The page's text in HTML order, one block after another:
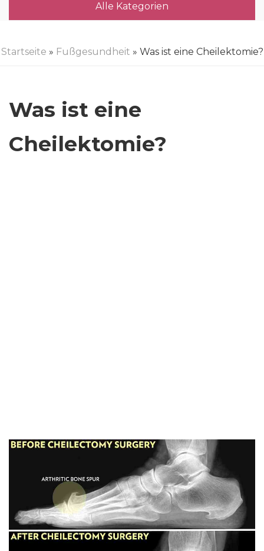
Alle Kategorien
Startseite » Fußgesundheit » Was ist eine Cheilektomie?
Was ist eine
Cheilektomie?